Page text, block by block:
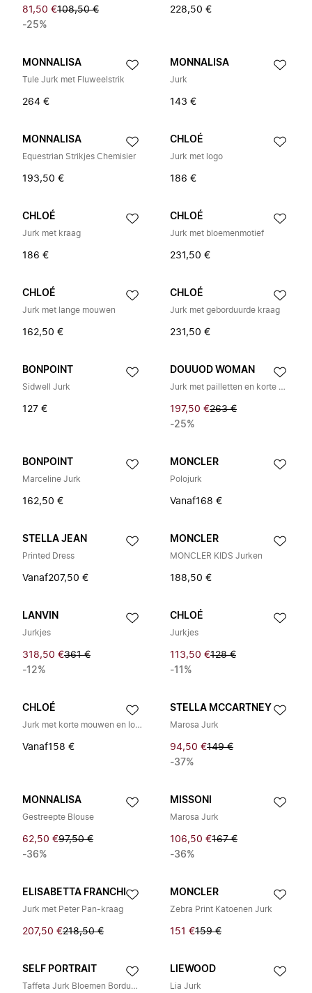
81,50 €108,50 €
-25%
228,50 €
MONNALISA
Tule Jurk met Fluweelstrik
264 €
MONNALISA
Jurk
143 €
MONNALISA
Equestrian Strikjes Chemisier
193,50 €
CHLOÉ
Jurk met logo
186 €
CHLOÉ
Jurk met kraag
186 €
CHLOÉ
Jurk met bloemenmotief
231,50 €
CHLOÉ
Jurk met lange mouwen
162,50 €
CHLOÉ
Jurk met geborduurde kraag
231,50 €
BONPOINT
Sidwell Jurk
127 €
DOUUOD WOMAN
Jurk met pailletten en korte mouwen
197,50 €263 €
-25%
BONPOINT
Marceline Jurk
162,50 €
MONCLER
Polojurk
Vanaf168 €
STELLA JEAN
Printed Dress
Vanaf207,50 €
MONCLER
MONCLER KIDS Jurken
188,50 €
LANVIN
Jurkjes
318,50 €361 €
-12%
CHLOÉ
Jurkjes
113,50 €128 €
-11%
CHLOÉ
Jurk met korte mouwen en logo
Vanaf158 €
STELLA MCCARTNEY
Marosa Jurk
94,50 €149 €
-37%
MONNALISA
Gestreepte Blouse
62,50 €97,50 €
-36%
MISSONI
Marosa Jurk
106,50 €167 €
-36%
ELISABETTA FRANCHI
Jurk met Peter Pan-kraag
207,50 €218,50 €
MONCLER
Zebra Print Katoenen Jurk
151 €159 €
SELF PORTRAIT
Taffeta Jurk Bloemen Borduurwerk
LIEWOOD
Lia Jurk